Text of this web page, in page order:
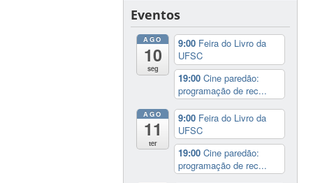
Eventos
AGO
10
seg
9:00 Feira do Livro da
UFSC
19:00Cine paredão:
programação de rec...
AGO
11
ter
9:00 Feira do Livro da
UFSC
19:00Cine paredão:
programação de rec...